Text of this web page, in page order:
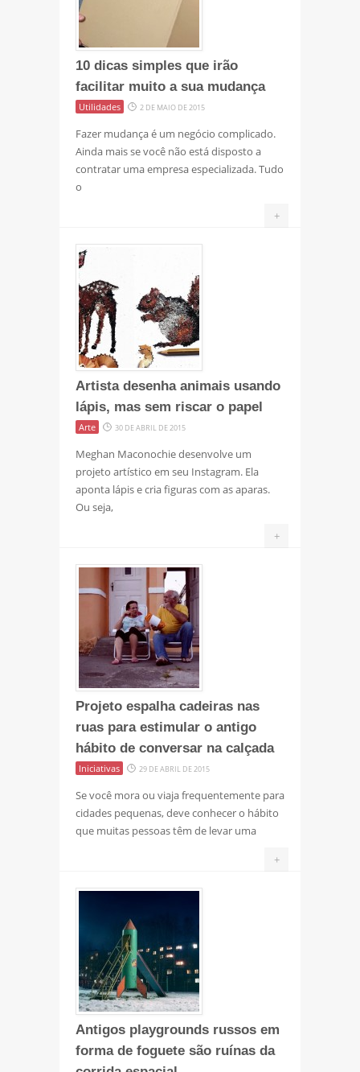
10 dicas simples que irão
facilitar muito a sua mudança
Utilidades 2 DE MAIO DE 2015
Fazer mudança é um negócio complicado.
Ainda mais se você não está disposto a
contratar uma empresa especializada. Tudo
o
+
Artista desenha animais usando
lápis, mas sem riscar o papel
Arte 30 DE ABRIL DE 2015
Meghan Maconochie desenvolve um
projeto artístico em seu Instagram. Ela
aponta lápis e cria figuras com as aparas.
Ou seja,
+
Projeto espalha cadeiras nas
ruas para estimular o antigo
hábito de conversar na calçada
Iniciativas 29 DE ABRIL DE 2015
Se você mora ou viaja frequentemente para
cidades pequenas, deve conhecer o hábito
que muitas pessoas têm de levar uma
+
Antigos playgrounds russos em
forma de foguete são ruínas da